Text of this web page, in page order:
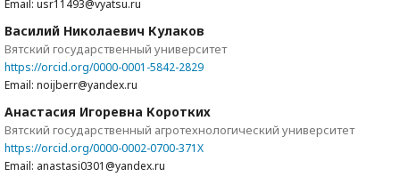
Email: usr11493@vyatsu.ru
Василий Николаевич Кулаков
Вятский государственный университет
https://orcid.org/0000-0001-5842-2829
Email: noijberr@yandex.ru
Анастасия Игоревна Коротких
Вятский государственный агротехнологический университет
https://orcid.org/0000-0002-0700-371X
Email: anastasi0301@yandex.ru